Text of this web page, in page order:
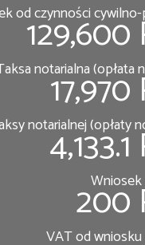
od czynności
129,600
notarialna (opłata
notarialnej (opłaty
200
VAT od